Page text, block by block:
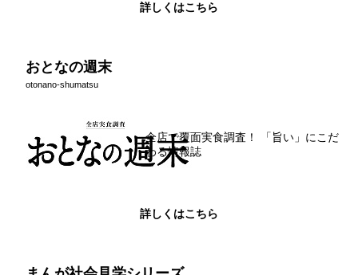
詳しくはこちら
おとなの週末
otonano-shumatsu
全店で覆面実食調査！ 「旨い」にこだ
わる情報誌
詳しくはこちら